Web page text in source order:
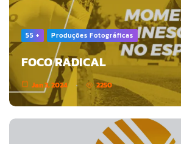
55 + Produções Fotográficas
FOCO RADICAL
Jan 3, 2024 2250